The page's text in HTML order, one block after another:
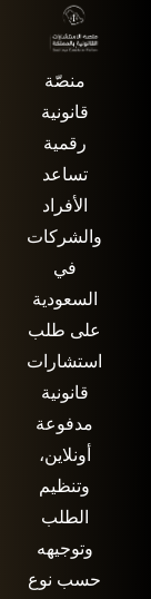
منصّة
قانونية
رقمية
تساعد
الأفراد
والشركات
في
السعودية
على طلب
استشارات
قانونية
مدفوعة
أونلاين،
وتنظيم
الطلب
وتوجيهه
حسب نوع